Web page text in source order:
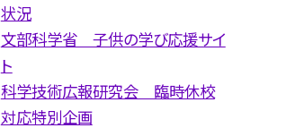
状況
文部科学省 子供の学び応援サイ
ト
科学技術広報研究会 臨時休校
対応特別企画